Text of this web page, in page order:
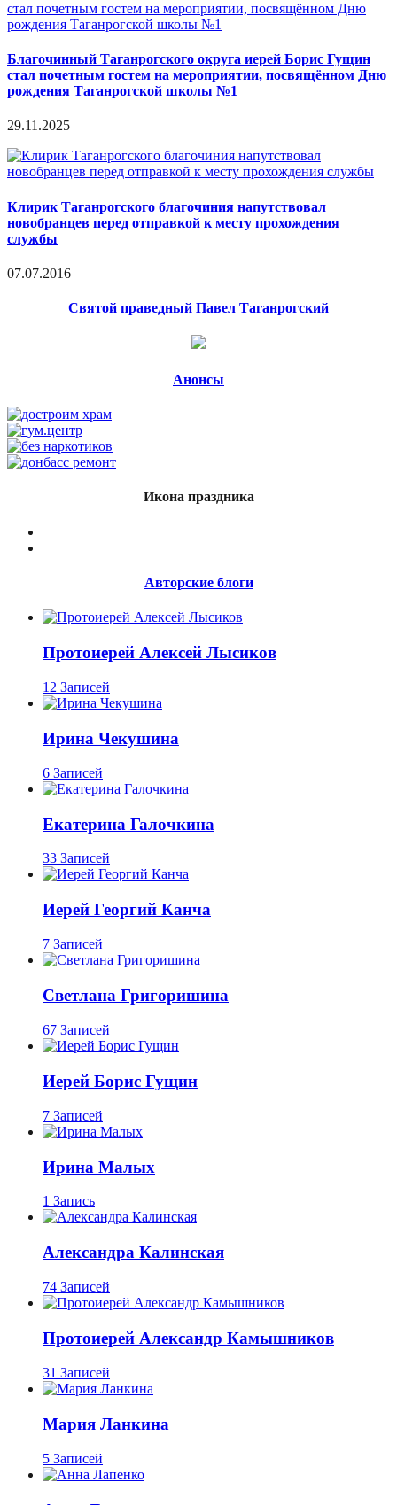
Благочинный Таганрогского округа иерей Борис Гущин
стал почетным гостем на мероприятии, посвящённом Дню
рождения Таганрогской школы №1
29.11.2025
Клирик Таганрогского благочиния напутствовал
новобранцев перед отправкой к месту прохождения
службы
07.07.2016
Святой праведный Павел Таганрогский
Анонсы
Икона праздника
Авторские блоги
Протоиерей Алексей Лысиков
12 Записей
Ирина Чекушина
6 Записей
Екатерина Галочкина
33 Записей
Иерей Георгий Канча
7 Записей
Светлана Григоришина
67 Записей
Иерей Борис Гущин
7 Записей
Ирина Малых
1 Запись
Александра Калинская
74 Записей
Протоиерей Александр Камышников
31 Записей
Мария Ланкина
5 Записей